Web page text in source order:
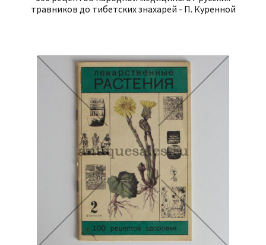
травников до тибетских знахарей - П. Куренной